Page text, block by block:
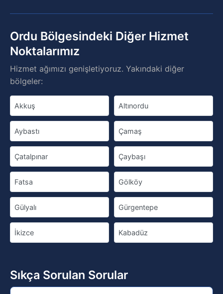
Ordu Bölgesindeki Diğer Hizmet
Noktalarımız
Hizmet ağımızı genişletiyoruz. Yakındaki diğer
bölgeler:
Akkuş Altınordu
Aybastı Çamaş
Çatalpınar Çaybaşı
Fatsa Gölköy
Gülyalı Gürgentepe
İkizce Kabadüz
Sıkça Sorulan Sorular